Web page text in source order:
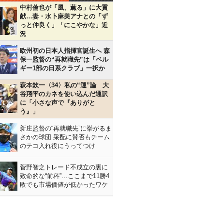
中村倫也が「風、薫る」に大貢
献…妻・水卜麻美アナとの「ず
っと仲良く」「にこやかな」近
況
欧州初の日本人指揮官誕生へ 森
保一監督の“再就職先”は「ベル
ギー1部の日系クラブ」一択か
萩本欽一〈34〉私の“運”論 大
谷翔平のカネを使い込んだ通訳
に「小さな声で『ありがと
う』」
新庄監督の“再就職先”に挙がるま
さかの球団 采配に賛否もチーム
のテコ入れ役にうってつけ
菅野智之トレード不成立の裏に
致命的な“前科”…ここまで11勝4
敗でも市場価値が低かったワケ